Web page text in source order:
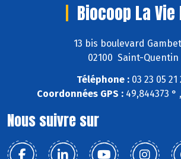
Biocoop La Vie
13 bis boulevard
02100 Saint-Quentin
Téléphone :03 23 05 21
Coordonnées GPS : 49,844373 °
Nous suivre sur